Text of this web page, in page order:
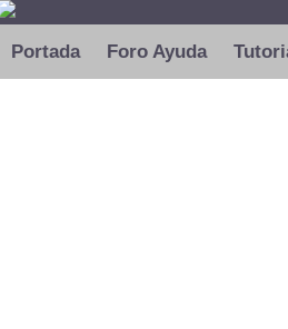
Portada Foro Ayuda